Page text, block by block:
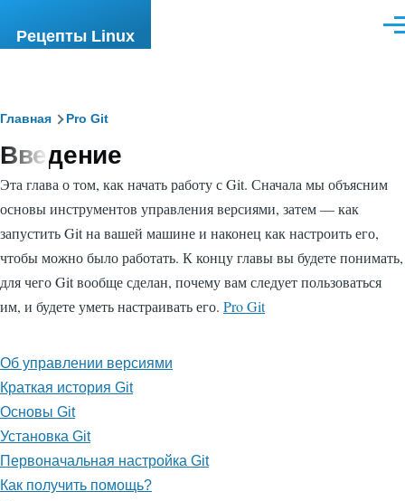
Рецепты Linux
Строка
навигации
Главная Pro Git
Введение
Эта глава о том, как начать работу с Git. Сначала мы объясним
основы инструментов управления версиями, затем — как
запустить Git на вашей машине и наконец как настроить его,
чтобы можно было работать. К концу главы вы будете понимать,
для чего Git вообще сделан, почему вам следует пользоваться
им, и будете уметь настраивать его. Pro Git
Об управлении версиями
Краткая история Git
Основы Git
Установка Git
Первоначальная настройка Git
Как получить помощь?